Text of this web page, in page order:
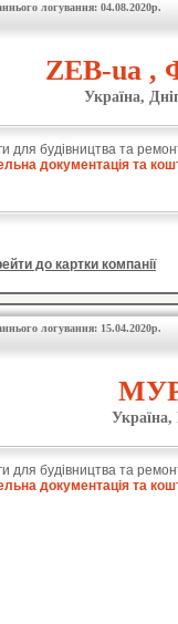
логування: 04.08.2020р.
ZEB-ua ,
Україна,
для будівництва та
документація та
до картки компанії
логування: 15.04.2020р.
Україна,
для будівництва та
документація та